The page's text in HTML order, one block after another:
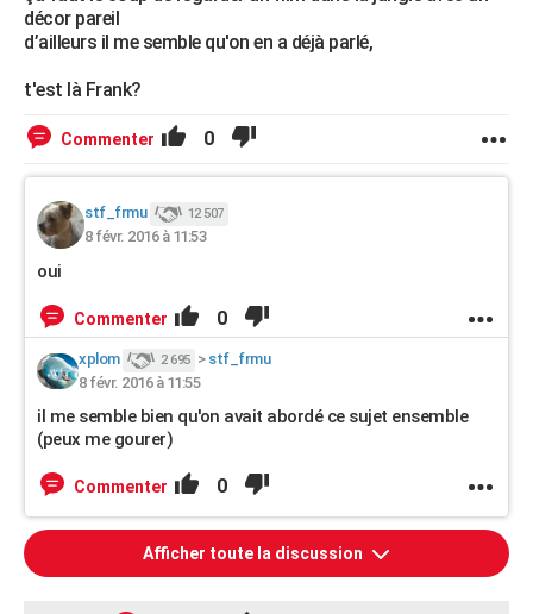
décor pareil
d’ailleurs il me semble qu'on en a déjà parlé,
t'est là Frank?
Commenter 0
stf_frmu 12 507
8 févr. 2016 à 11:53
oui
Commenter 0
xplom 2 695 > stf_frmu
8 févr. 2016 à 11:55
il me semble bien qu'on avait abordé ce sujet ensemble
(peux me gourer)
Commenter 0
Afficher toute la discussion